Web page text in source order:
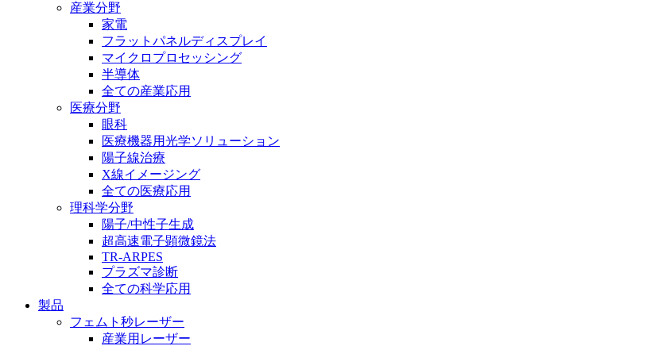
産業分野
家電
フラットパネルディスプレイ
マイクロプロセッシング
半導体
全ての産業応用
医療分野
眼科
医療機器用光学ソリューション
陽子線治療
X線イメージング
全ての医療応用
理科学分野
陽子/中性子生成
超高速電子顕微鏡法
TR-ARPES
プラズマ診断
全ての科学応用
製品
フェムト秒レーザー
産業用レーザー